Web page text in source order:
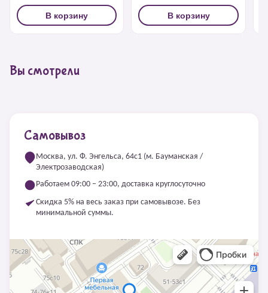
В корзину В корзину
Вы смотрели
Самовывоз
Москва, ул. Ф. Энгельса, 64с1 (м. Бауманская /
Электрозаводская)
Работаем 09:00 – 23:00, доставка круглосуточно
Скидка 5% на весь заказ при самовывозе. Без
минимальной суммы.